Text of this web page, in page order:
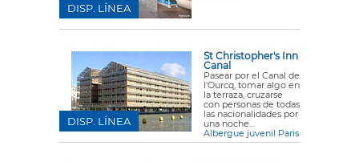
DISP. LÍNEA
St Christopher's Inn
Canal
Pasear por el Canal de
l'Ourcq, tomar algo en
la terraza, cruzarse
con personas de todas
las nacionalidades por
una noche…
Albergue juvenil Paris
DISP. LÍNEA